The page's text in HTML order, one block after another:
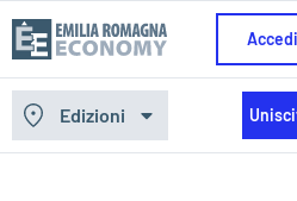
Accedi
Edizioni